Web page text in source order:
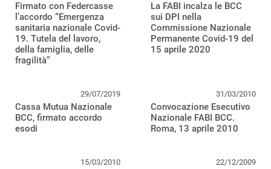
Firmato con Federcasse
l’accordo “Emergenza
sanitaria nazionale Covid-
19. Tutela del lavoro,
della famiglia, delle
fragilità”
La FABI incalza le BCC
sui DPI nella
Commissione Nazionale
Permanente Covid-19 del
15 aprile 2020
29/07/2019
Cassa Mutua Nazionale
BCC, firmato accordo
esodi
31/03/2010
Convocazione Esecutivo
Nazionale FABI BCC.
Roma, 13 aprile 2010
15/03/2010 22/12/2009